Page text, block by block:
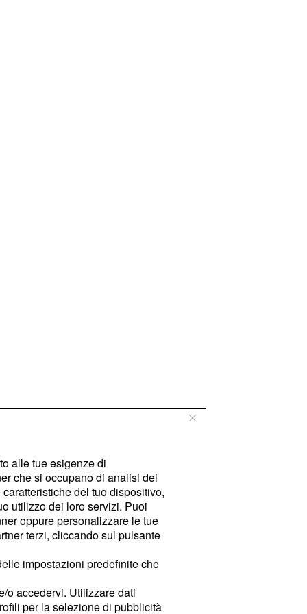
alle tue esigenze di
che si occupano di analisi dei
del tuo dispositivo,
utilizzo dei loro servizi. Puoi
oppure personalizzare le tue
terzi, cliccando sul pulsante
impostazioni predefinite che
o accedervi. Utilizzare dati
per la selezione di pubblicità